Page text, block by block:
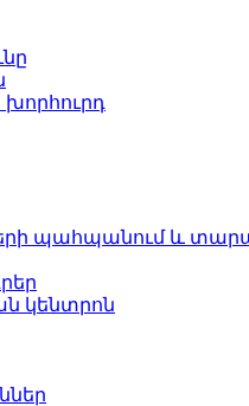
պահպանում և
կենտրոն